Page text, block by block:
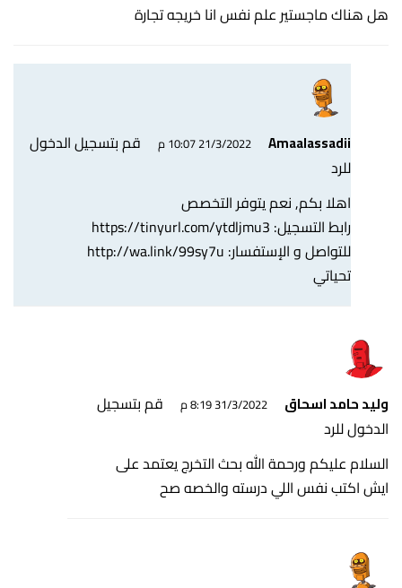
هل هناك ماجستير علم نفس انا خريجه تجارة
Amaalassadii 21/3/2022 10:07 م
قم بتسجيل الدخول
للرد
اهلا بكم, نعم يتوفر التخصص
رابط التسجيل: https://tinyurl.com/ytdljmu3
للتواصل و الإستفسار: http://wa.link/99sy7u
تحياتي
وليد حامد اسحاق 31/3/2022 8:19 م
قم بتسجيل
الدخول للرد
السلام عليكم ورحمة الله بحث التخرج يعتمد على
ايش اكتب نفس اللي درسته والخصه صح